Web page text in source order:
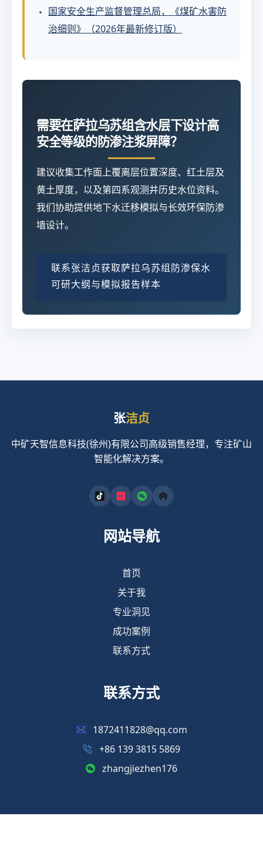
国家安全生产监督管理总局，《煤矿水害防
治细则》（2026年最新修订版）
需要在萨拉乌苏组含水层下设计高
安全等级的防渗注浆屏障？
建议收集工作面上覆离层位置深度、红土层及
黄土厚度，以及第四系观测井历史水位资料。
我们协助提供地下水迁移模拟与长效环保防渗
墙设计。
联系张洁贞获取萨拉乌苏组防渗保水
可研大纲与模拟报告样本
张洁贞
中矿天智信息科技(徐州)有限公司高级销售经理，专注矿山
智能化解决方案。
网站导航
首页
关于我
专业洞见
成功案例
联系方式
联系方式
1872411828@qq.com
+86 139 3815 5869
zhangjiezhen176